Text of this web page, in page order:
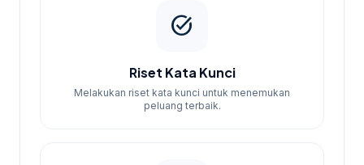
task_alt
Riset Kata Kunci
Melakukan riset kata kunci untuk menemukan
peluang terbaik.